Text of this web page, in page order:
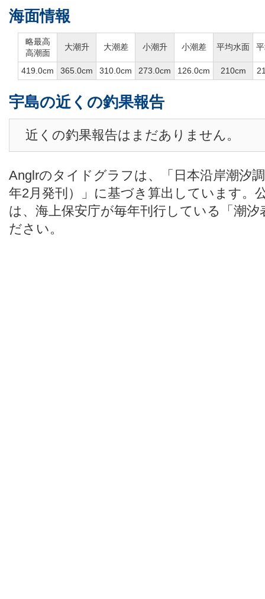
海面情報
略最高
高潮面
大潮升 大潮差 小潮升 小潮差 平均水面
419.0cm 365.0cm 310.0cm 273.0cm 126.0cm 210cm
宇島の近くの釣果報告
近くの釣果報告はまだありません。
Anglrのタイドグラフは、「日本沿岸潮汐
年2月発刊）」に基づき算出しています。
は、海上保安庁が毎年刊行している「潮
ださい。